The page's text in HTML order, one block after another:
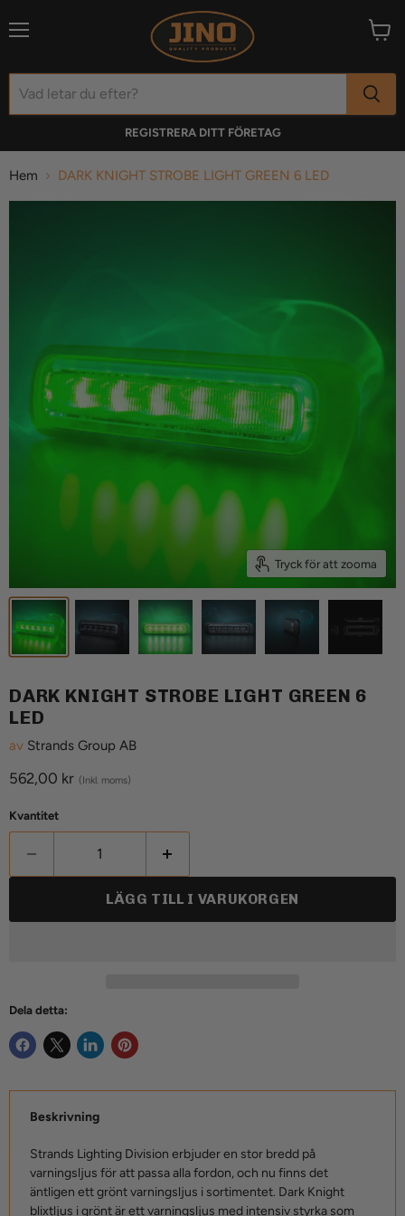
REGISTRERA DITT FÖRETAG
Hem DARK KNIGHT STROBE LIGHT GREEN 6 LED
Tryck för att zooma
DARK KNIGHT STROBE LIGHT GREEN 6
LED
av Strands Group AB
Aktuellt pris
562,00 kr (Inkl. moms)
Kvantitet
LÄGG TILL I VARUKORGEN
Dela detta:
Beskrivning
Strands Lighting Division erbjuder en stor bredd på
varningsljus för att passa alla fordon, och nu finns det
äntligen ett grönt varningsljus i sortimentet. Dark Knight
blixtljus i grönt är ett varningsljus med intensiv styrka som